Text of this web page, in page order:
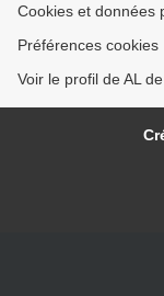
Cookies et données
Préférences cookies
Voir le profil de AL